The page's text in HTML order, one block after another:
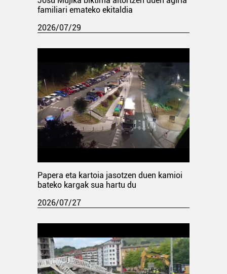
familiari emateko ekitaldia
2026/07/29
Papera eta kartoia jasotzen duen kamioi
bateko kargak sua hartu du
2026/07/27